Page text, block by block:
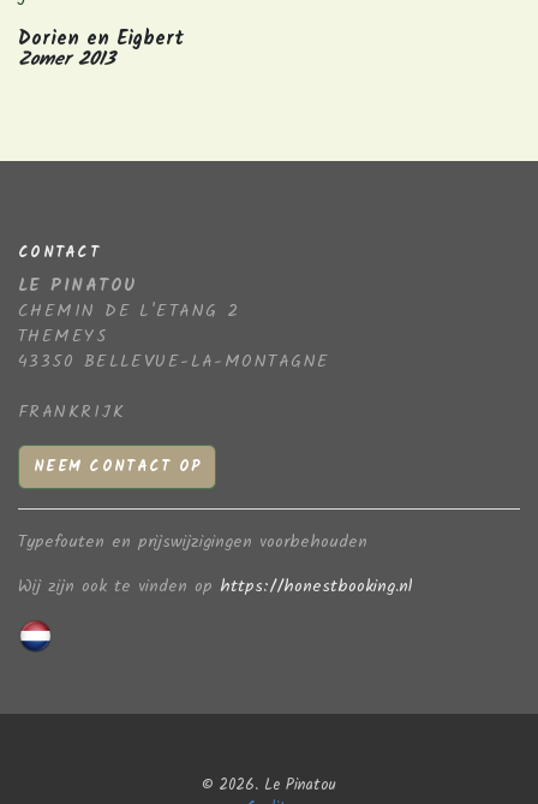
Dorien en Eigbert
Zomer 2013
CONTACT
LE PINATOU
CHEMIN DE L'ETANG 2
THEMEYS
43350 BELLEVUE-LA-MONTAGNE
FRANKRIJK
NEEM CONTACT OP
Typefouten en prijswijzigingen voorbehouden
Wij zijn ook te vinden op https://honestbooking.nl
© 2026. Le Pinatou